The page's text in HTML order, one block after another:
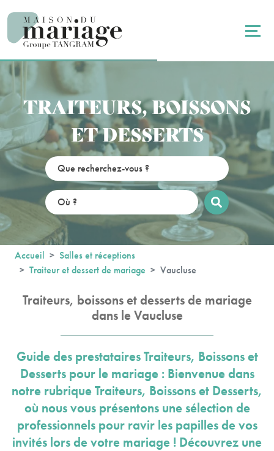
TRAITEURS, BOISSONS
ET DESSERTS
Accueil
Salles et réceptions
Traiteur et dessert de mariage
Vaucluse
Traiteurs, boissons et desserts de mariage
dans le Vaucluse
Guide des prestataires Traiteurs, Boissons et
Desserts pour le mariage : Bienvenue dans
notre rubrique Traiteurs, Boissons et Desserts,
où nous vous présentons une sélection de
professionnels pour ravir les papilles de vos
invités lors de votre mariage ! Découvrez une